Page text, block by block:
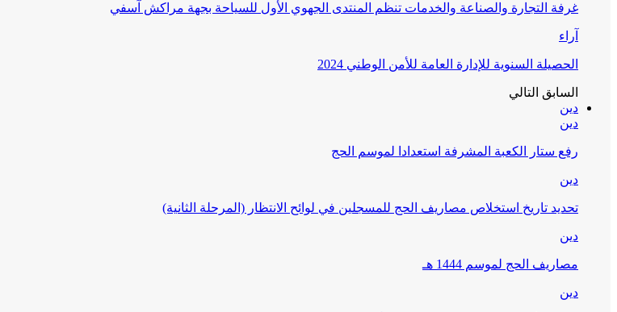
غرفة التجارة والصناعة والخدمات تنظم المنتدى الجهوي الأول للسياحة بجهة مراكش آسفي
آراء
الحصيلة السنوية للإدارة العامة للأمن الوطني 2024
السابق التالي
دين
دين
رفع ستار الكعبة المشرفة استعدادا لموسم الحج
دين
تحديد تاريخ استخلاص مصاريف الحج للمسجلين في لوائح الانتظار (المرحلة الثانية)
دين
مصاريف الحج لموسم 1444 هـ
دين